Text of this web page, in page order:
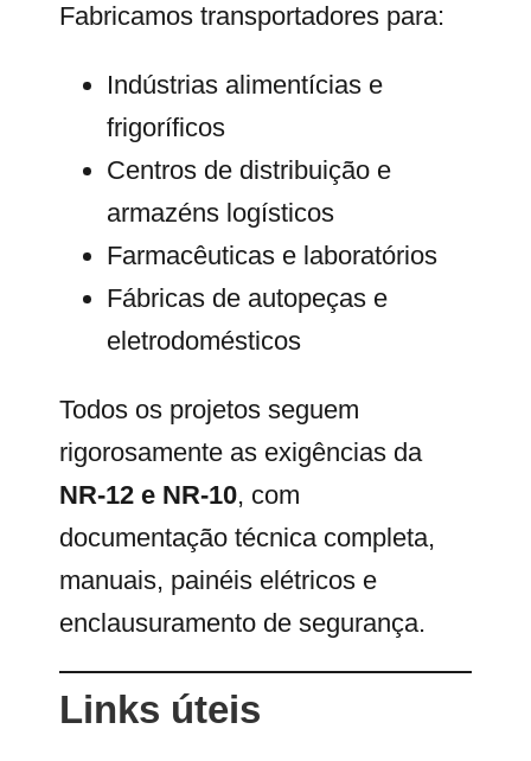
Fabricamos transportadores para:
Indústrias alimentícias e
frigoríficos
Centros de distribuição e
armazéns logísticos
Farmacêuticas e laboratórios
Fábricas de autopeças e
eletrodomésticos
Todos os projetos seguem
rigorosamente as exigências da
NR-12 e NR-10, com
documentação técnica completa,
manuais, painéis elétricos e
enclausuramento de segurança.
Links úteis